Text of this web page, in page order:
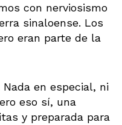
con nerviosismo
sinaloense. Los
eran parte de la
en especial, ni
eso sí, una
y preparada para